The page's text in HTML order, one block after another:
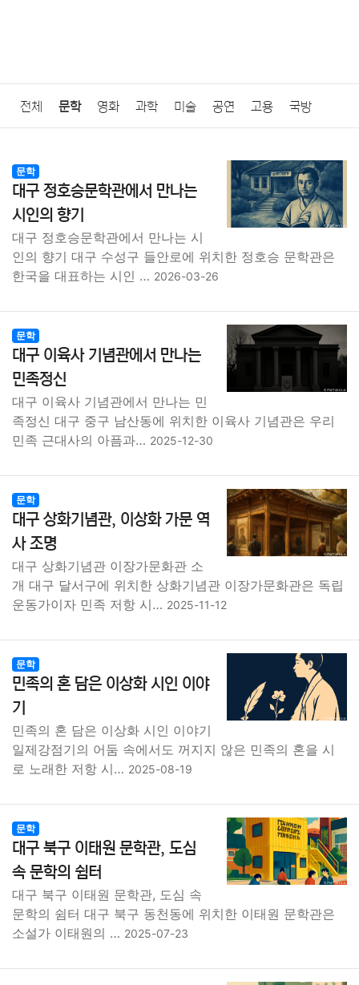
전체 문학 영화 과학 미술 공연 고용 국방
질병 가요 방송 일상 주식 암호화폐 블록체인
결혼 육아 반려동물 패션 미용
요리 상품리뷰 원예 금융 게임
대출 IT 컴퓨터 기술
종교 사회 의학
부동산 외국어 교육 교통 생활 기타
문학
대구 정호승문학관에서 만나는
시인의 향기
대구 정호승문학관에서 만나는 시
인의 향기 대구 수성구 들안로에 위치한 정호승 문학관은
한국을 대표하는 시인 … 2026-03-26
문학
대구 이육사 기념관에서 만나는
민족정신
대구 이육사 기념관에서 만나는 민
족정신 대구 중구 남산동에 위치한 이육사 기념관은 우리
민족 근대사의 아픔과… 2025-12-30
문학
대구 상화기념관, 이상화 가문 역
사 조명
대구 상화기념관 이장가문화관 소
개 대구 달서구에 위치한 상화기념관 이장가문화관은 독립
운동가이자 민족 저항 시… 2025-11-12
문학
민족의 혼 담은 이상화 시인 이야
기
민족의 혼 담은 이상화 시인 이야기
일제강점기의 어둠 속에서도 꺼지지 않은 민족의 혼을 시
로 노래한 저항 시… 2025-08-19
문학
대구 북구 이태원 문학관, 도심
속 문학의 쉼터
대구 북구 이태원 문학관, 도심 속
문학의 쉼터 대구 북구 동천동에 위치한 이태원 문학관은
소설가 이태원의 … 2025-07-23